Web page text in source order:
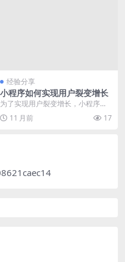
经验分享
小程序如何实现用户裂变增长
为了实现用户裂变增长，小程序需
要采取有效的推广策略和激励机
制。以下是一些实用的方...
11 月前 17